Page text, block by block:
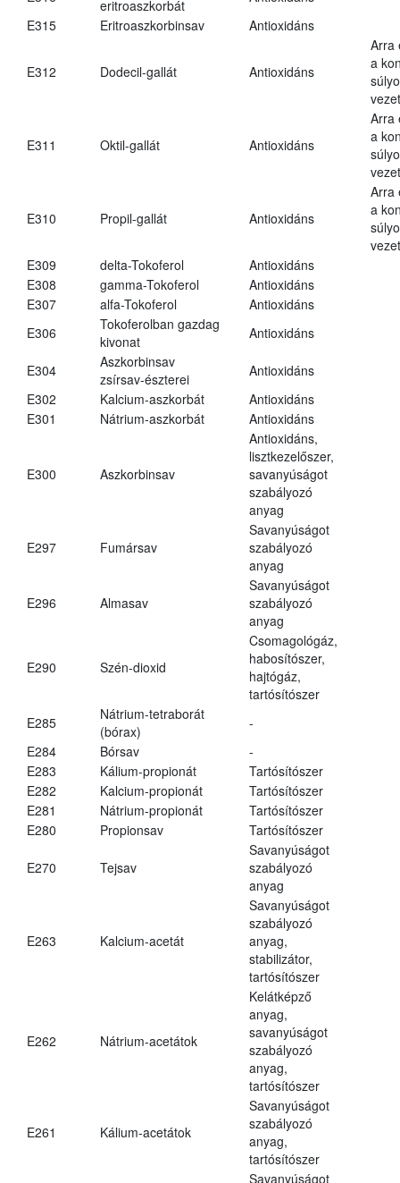
eritroaszkorbát
E315
Eritroaszkorbinsav Antioxidáns
E312 Dodecil-gallát Antioxidáns
Arra
a
E311 Oktil-gallát Antioxidáns
Arra
a
E310 Propil-gallát Antioxidáns
Arra
a
E309
delta-Tokoferol
Antioxidáns
E308
gamma-Tokoferol
Antioxidáns
E307
alfa-Tokoferol
Antioxidáns
E306
Tokoferolban gazdag
kivonat
Antioxidáns
E304
Aszkorbinsav
zsírsav-észterei
Antioxidáns
E302
Kalcium-aszkorbát
Antioxidáns
E301
Nátrium-aszkorbát Antioxidáns
E300 Aszkorbinsav
Antioxidáns,
lisztkezelőszer,
savanyúságot
szabályozó
anyag
E297 Fumársav
Savanyúságot
szabályozó
anyag
E296 Almasav
Savanyúságot
szabályozó
anyag
E290 Szén-dioxid
Csomagológáz,
habosítószer,
hajtógáz,
tartósítószer
E285
Nátrium-tetraborát
(bórax)
-
E284
Bórsav
-
E283
Kálium-propionát
Tartósítószer
E282
Kalcium-propionát
Tartósítószer
E281
Nátrium-propionát
Tartósítószer
E280
Propionsav Tartósítószer
E270 Tejsav
Savanyúságot
szabályozó
anyag
E263 Kalcium-acetát
Savanyúságot
szabályozó
anyag,
stabilizátor,
tartósítószer
E262 Nátrium-acetátok
Kelátképző
anyag,
savanyúságot
szabályozó
anyag,
tartósítószer
E261 Kálium-acetátok
Savanyúságot
szabályozó
anyag,
tartósítószer
Savanyúságot